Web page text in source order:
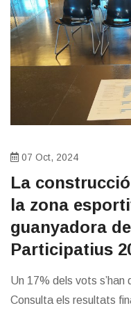
07 Oct, 2024
​La
la zona
guanyadora
Participatius
Un 17% dels vots
Consulta els resultats